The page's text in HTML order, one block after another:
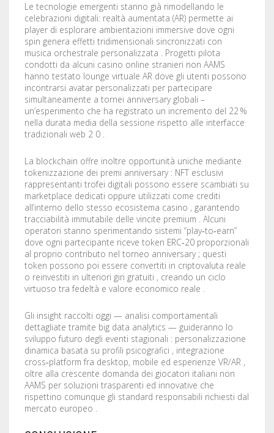
Le tecnologie emergenti stanno già rimodellando le
celebrazioni digitali: realtà aumentata (AR) permette ai
player di esplorare ambientazioni immersive dove ogni
spin genera effetti tridimensionali sincronizzati con
musica orchestrale personalizzata . Progetti pilota
condotti da alcuni casino online stranieri non AAMS
hanno testato lounge virtuale AR dove gli utenti possono
incontrarsi avatar personalizzati per partecipare
simultaneamente a tornei anniversary globali –
un’esperimento che ha registrato un incremento del 22 %
nella durata media della sessione rispetto alle interfacce
tradizionali web 2 0 .
La blockchain offre inoltre opportunità uniche mediante
tokenizzazione dei premi anniversary : NFT esclusivi
rappresentanti trofei digitali possono essere scambiati su
marketplace dedicati oppure utilizzati come crediti
all’interno dello stesso ecosistema casino , garantendo
tracciabilità immutabile delle vincite premium . Alcuni
operatori stanno sperimentando sistemi “play‑to‑earn”
dove ogni partecipante riceve token ERC‑20 proporzionali
al proprio contributo nel torneo anniversary ; questi
token possono poi essere convertiti in criptovaluta reale
o reinvestiti in ulteriori giri gratuiti , creando un ciclo
virtuoso tra fedeltà e valore economico reale .
Gli insight raccolti oggi — analisi comportamentali
dettagliate tramite big data analytics — guideranno lo
sviluppo futuro degli eventi stagionali : personalizzazione
dinamica basata su profili psicografici , integrazione
cross‑platform fra desktop, mobile ed esperienze VR/AR ,
oltre alla crescente domanda dei giocatori italiani non
AAMS per soluzioni trasparenti ed innovative che
rispettino comunque gli standard responsabili richiesti dal
mercato europeo .